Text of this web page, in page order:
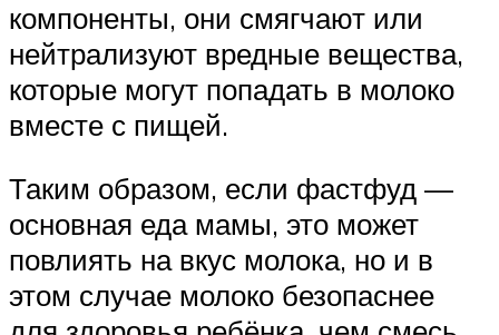
компоненты, они смягчают или
нейтрализуют вредные вещества,
которые могут попадать в молоко
вместе с пищей.
Таким образом, если фастфуд —
основная еда мамы, это может
повлиять на вкус молока, но и в
этом случае молоко безопаснее